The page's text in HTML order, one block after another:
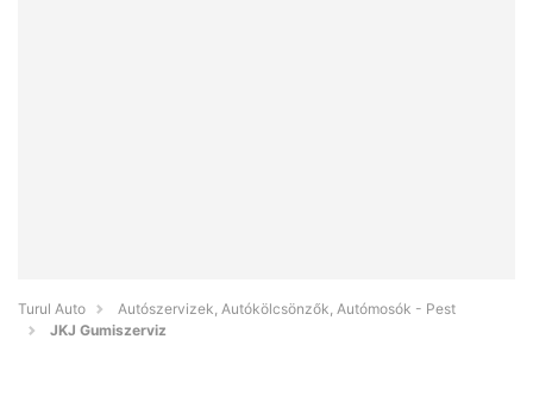
Turul Auto
Autószervizek, Autókölcsönzők, Autómosók - Pest
JKJ Gumiszerviz